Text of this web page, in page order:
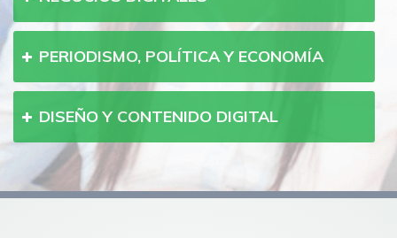
PERIODISMO, POLÍTICA Y ECONOMÍA
DISEÑO Y CONTENIDO DIGITAL